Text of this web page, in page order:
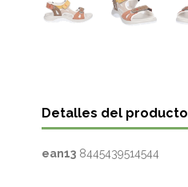
Detalles del producto
ean13 8445439514544